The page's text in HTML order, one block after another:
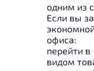
одним из
Если вы
офиса:
перейти в
видом